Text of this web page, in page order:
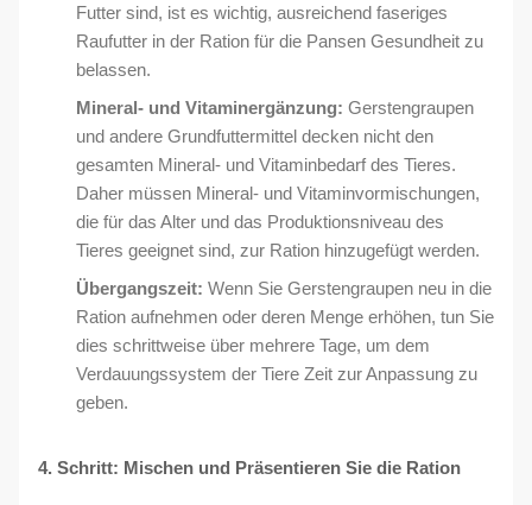
Futter sind, ist es wichtig, ausreichend faseriges
Raufutter in der Ration für die Pansen Gesundheit zu
belassen.
Mineral- und Vitaminergänzung: Gerstengraupen
und andere Grundfuttermittel decken nicht den
gesamten Mineral- und Vitaminbedarf des Tieres.
Daher müssen Mineral- und Vitaminvormischungen,
die für das Alter und das Produktionsniveau des
Tieres geeignet sind, zur Ration hinzugefügt werden.
Übergangszeit: Wenn Sie Gerstengraupen neu in die
Ration aufnehmen oder deren Menge erhöhen, tun Sie
dies schrittweise über mehrere Tage, um dem
Verdauungssystem der Tiere Zeit zur Anpassung zu
geben.
4. Schritt: Mischen und Präsentieren Sie die Ration